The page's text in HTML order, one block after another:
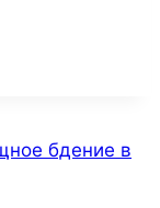
бдение в